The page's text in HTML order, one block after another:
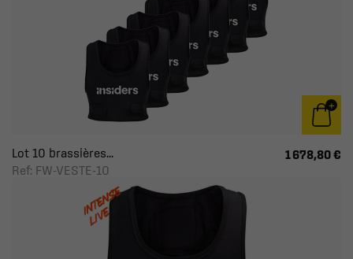
Lot 10 brassières...
Ref: FW-VESTE-10
1 678,80 €